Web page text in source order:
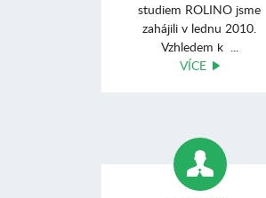
studiem ROLINO jsme
zahájili v lednu 2010.
Vzhledem k ...
VÍCE